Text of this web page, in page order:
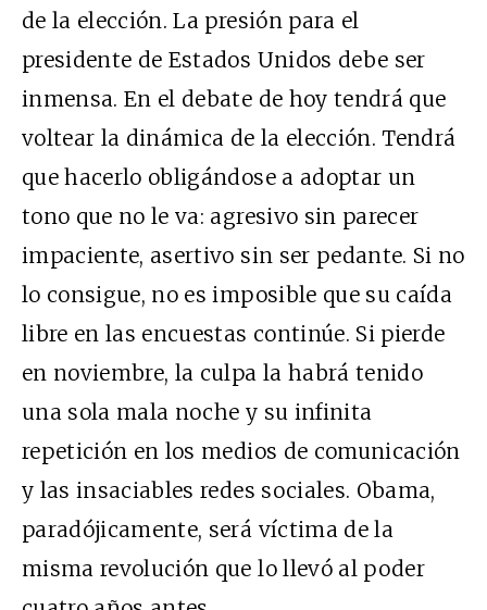
de la elección. La presión para el
presidente de Estados Unidos debe ser
inmensa. En el debate de hoy tendrá que
voltear la dinámica de la elección. Tendrá
que hacerlo obligándose a adoptar un
tono que no le va: agresivo sin parecer
impaciente, asertivo sin ser pedante. Si no
lo consigue, no es imposible que su caída
libre en las encuestas continúe. Si pierde
en noviembre, la culpa la habrá tenido
una sola mala noche y su infinita
repetición en los medios de comunicación
y las insaciables redes sociales. Obama,
paradójicamente, será víctima de la
misma revolución que lo llevó al poder